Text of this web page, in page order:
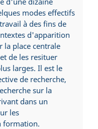
modes effectifs
à des fins de
d'apparition
la place centrale
de les resituer
larges. Il est le
de recherche,
sur la
dans un
les
formation.